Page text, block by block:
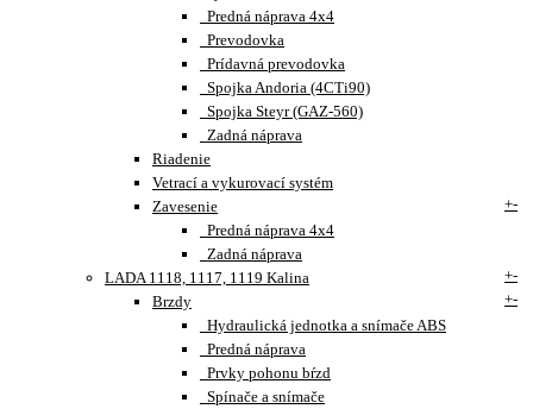
Predná náprava 4x4
Prevodovka
Prídavná prevodovka
Spojka Andoria (4CTi90)
Spojka Steyr (GAZ-560)
Zadná náprava
Riadenie
Vetrací a vykurovací systém
Zavesenie
+-
Predná náprava 4x4
Zadná náprava
LADA 1118, 1117, 1119 Kalina
+-
Brzdy
+-
Hydraulická jednotka a snímače ABS
Predná náprava
Prvky pohonu bŕzd
Spínače a snímače